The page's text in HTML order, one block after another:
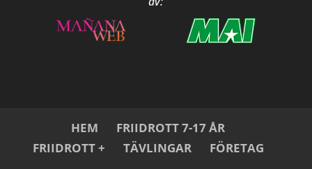
HEM
FRIIDROTT 7-17 ÅR
FRIIDROTT +
TÄVLINGAR FÖRETAG